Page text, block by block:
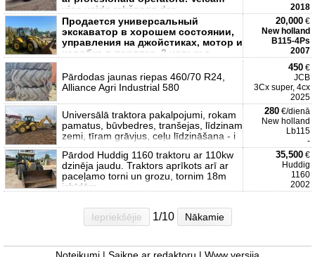
visa veida rakšanas dar
2018
Продается универсальный
экскаватор в хорошем состоянии,
управления на джойстиках, мотор и
коробка в порядке, 2 новых а
20,000 €
New holland
B115-4Ps
2007
Pārdodas jaunas riepas 460/70 R24,
Alliance Agri Industrial 580
450 €
JCB
3Cx super, 4cx
2025
Universālā traktora pakalpojumi, rokam
pamatus, būvbedres, tranšejas, līdzinam
zemi, tīram grāvjus, ceļu līdzināšana - i
280 €/dienā
New holland
Lb115
-
Pārdod Huddig 1160 traktoru ar 110kw
dzinēja jaudu. Traktors aprīkots arī ar
paceļamo torni un grozu, tornim 18m
izbīdām
35,500 €
Huddig
1160
2002
Iepriekšējie 1/10 Nākamie